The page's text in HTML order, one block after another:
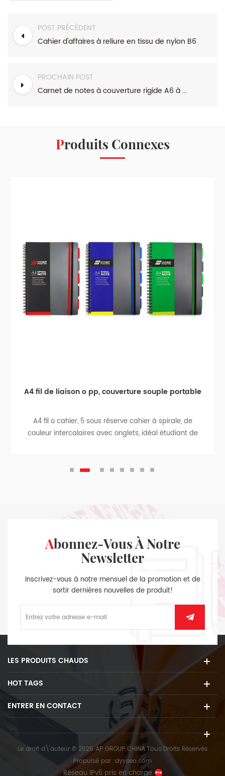
POST PRÉCÉDENT
Cahier d'affaires à reliure en tissu de nylon B6
PROCHAIN POST
Carnet de notes à couverture rigide A6 à couverture rigide de la gamme de fleurs végétales
Produits Connexes
A4 fil de liaison o pp, couverture souple portable
A4 fil o cahier, 5 sous réserve cahier à spirale, de
couleur intercalaires avec onglets, idéal étudiant de
Abonnez-Vous À Notre
Newsletter
Inscrivez-vous à notre mensuel de la promotion et de
sortir dernières nouvelles de produit!
LES PRODUITS CHAUDS
HOT TAGS
ENTRER EN CONTACT
Le droit d\'auteur © 2026 AP GROUP CHINA.Tous Droits Réservés
Propulsé par :dyyseo.com
Réseau IPv6 pris en charge